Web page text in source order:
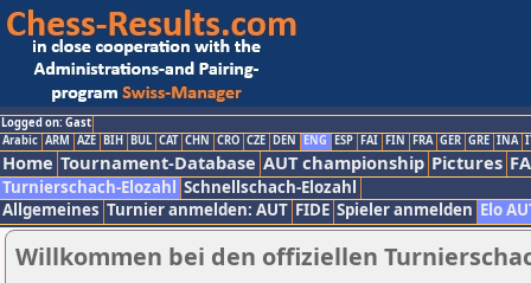
Logged on: Gast
Arabic ARM AZE BIH BUL CAT CHN CRO CZE DEN ENG ESP FAI FIN FRA GER GRE INA
Home Tournament-Database AUT championship Pictures
Turnierschach-Elozahl Schnellschach-Elozahl
Allgemeines Turnier anmelden: AUT FIDE Spieler anmelden Elo
Willkommen bei den offiziellen